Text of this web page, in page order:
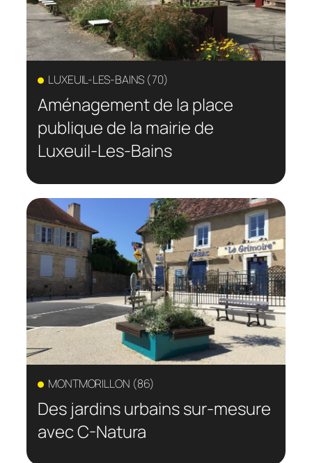
LUXEUIL-LES-BAINS (70)
Aménagement de la place
publique de la mairie de
Luxeuil-Les-Bains
MONTMORILLON (86)
Des jardins urbains sur-mesure
avec C-Natura